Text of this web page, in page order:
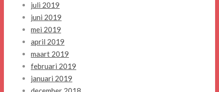
juli 2019
juni 2019
mei 2019
april 2019
maart 2019
februari 2019
januari 2019